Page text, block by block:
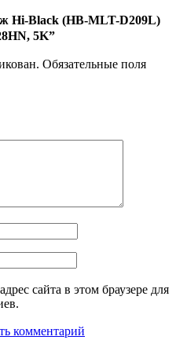
Hi-Black (HB-MLT-D209L)
5K”
Обязательные поля
сайта в этом браузере для
комментарий